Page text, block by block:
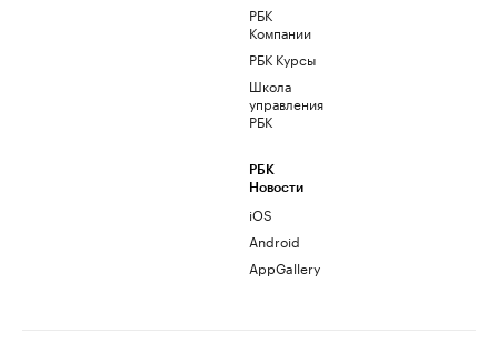
РБК
Компании
РБК Курсы
Школа
управления
РБК
РБК
Новости
iOS
Android
AppGallery